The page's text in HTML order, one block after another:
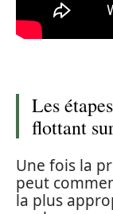
Les
flottant
Une fois la
peut
la plus